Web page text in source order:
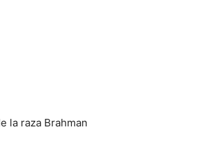
la raza Brahman